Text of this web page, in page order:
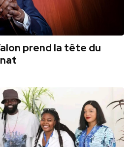
prend la tête du